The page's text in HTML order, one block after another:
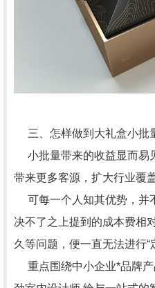
三、怎样做到大礼盒小批
小批量带来的收益显而易
带来更多客源，扩大行业覆盖
可每一个人知其优势，并
决不了之上提到的成本费相
久等问题，便一直无法进行“
重点围绕中小企业*品牌产